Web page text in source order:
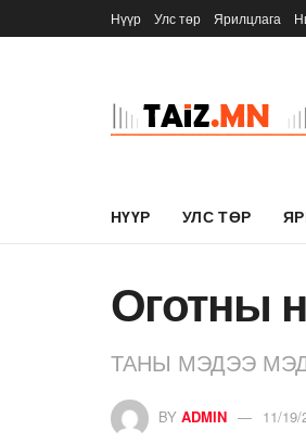
Нүүр Улс төр Ярилцлага
НҮҮР УЛС ТӨР
Оготны
ТАНЫ МЭДЭЭ
BY ADMIN 11/19/